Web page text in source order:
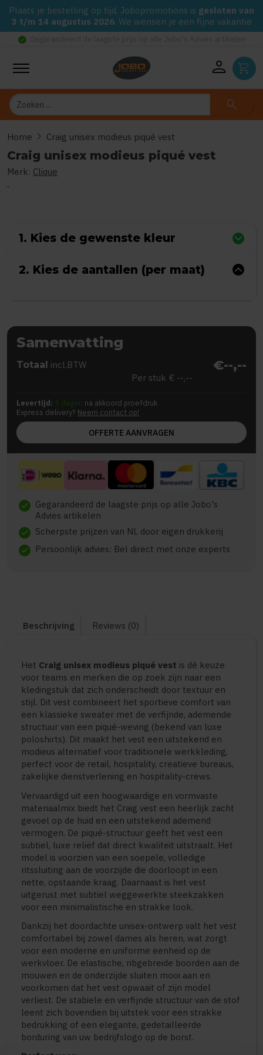
Plaats je bestelling op tijd. Jobopromotions is gesloten van
3 t/m 14 augustus 2026. We wensen je een fijne vakantie
check_circle
person shopping_cart
Zoeken search
Home chevron_right Craig unisex modieus piqué vest
Craig unisex modieus piqué vest
Merk: Clique
1. Kies de gewenste kleur
2. Kies de aantallen (per maat)
Samenvatting
Totaal incl.BTW €--,--
Per stuk € --,--
Levertijd: 5 dagen na akkoord proefdruk
Express delivery? Neem contact op!
OFFERTE AANVRAGEN
check Gegarandeerd de laagste prijs op alle Jobo's
Advies artikelen
check Scherpste prijzen van NL door eigen drukkerij
check Persoonlijk advies: Bel direct met onze experts
Beschrijving Reviews (0)
Het Craig unisex modieus piqué vest is dé keuze
voor teams en merken die op zoek zijn naar een
kledingstuk dat zich onderscheidt door textuur en
stijl. Dit vest combineert het sportieve comfort van
een klassieke sweater met de verfijnde, ademende
structuur van een piqué-weving (bekend van luxe
poloshirts). Dit maakt het vest een uitstekend en
modieus alternatief voor traditionele werkkleding,
perfect voor de retail, hospitality, creatieve bureaus,
zakelijke dienstverlening en hospitality-crews.
Vervaardigd uit een hoogwaardige en vormvaste
materiaalmix biedt het Craig vest een heerlijk zacht
gevoel op de huid en een uitstekend ademend
vermogen. De piqué-structuur geeft het vest een
subtiel, luxe reliëf dat direct kwaliteit uitstraalt. Het
model is voorzien van een soepele, volledige
ritssluiting aan de voorzijde die doorloopt in een
nette, opstaande kraag. Daarnaast is het vest
uitgerust met subtiel weggewerkte steekzakken
voor een minimalistische en strakke look.
Dankzij het doordachte unisex-ontwerp valt het vest
comfortabel bij zowel dames als heren, wat zorgt
voor een moderne en uniforme eenheid op de
werkvloer. De elastische, ribgebreide boorden aan de
mouwen en de onderzijde sluiten mooi aan en
voorkomen dat het vest opwaait of zijn model
verliest. De stabiele en verfijnde structuur van de stof
leent zich bovendien bij uitstek voor een strakke
bedrukking of een elegante, gedetailleerde
borduring van uw bedrijfslogo op de borst.